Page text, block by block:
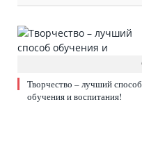
Творчество – лучший способ
обучения и воспитания!